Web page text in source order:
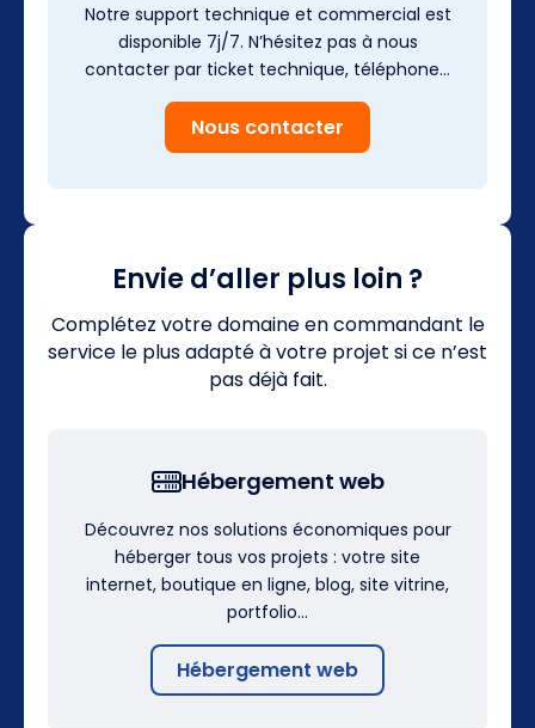
Notre support technique et commercial est
disponible 7j/7. N’hésitez pas à nous
contacter par ticket technique, téléphone…
Nous contacter
Envie d’aller plus loin ?
Complétez votre domaine en commandant le
service le plus adapté à votre projet si ce n’est
pas déjà fait.
Hébergement web
Découvrez nos solutions économiques pour
héberger tous vos projets : votre site
internet, boutique en ligne, blog, site vitrine,
portfolio…
Hébergement web